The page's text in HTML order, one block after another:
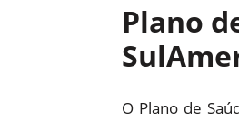
Plano
O Plano de